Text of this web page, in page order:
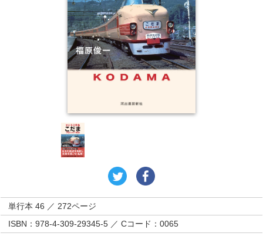
単行本 46 ／ 272ページ
ISBN：978-4-309-29345-5 ／ Cコード：0065